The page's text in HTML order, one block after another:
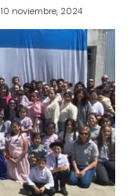
10 noviembre, 2024